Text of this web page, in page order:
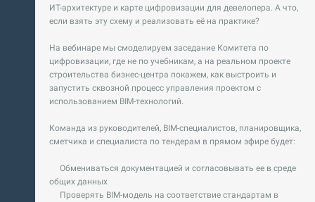
ИТ-архитектуре и карте цифровизации для девелопера. А что,
если взять эту схему и реализовать её на практике?
На вебинаре мы смоделируем заседание Комитета по
цифровизации, где не по учебникам, а на реальном проекте
строительства бизнес-центра покажем, как выстроить и
запустить сквозной процесс управления проектом с
использованием BIM-технологий.
Команда из руководителей, BIM-специалистов, планировщика,
сметчика и специалиста по тендерам в прямом эфире будет:
Обмениваться документацией и согласовывать ее в среде
общих данных
Проверять BIM-модель на соответствие стандартам в